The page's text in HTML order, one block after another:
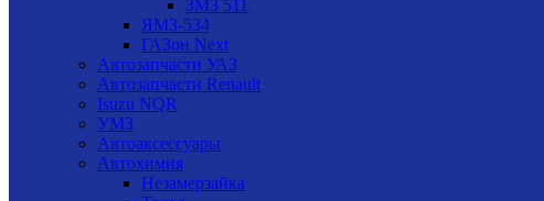
ЗМЗ 511
ЯМЗ-534
ГАЗон Next
Автозапчасти УАЗ
Автозапчасти Renault
Isuzu NQR
УМЗ
Автоаксессуары
Автохимия
Незамерзайка